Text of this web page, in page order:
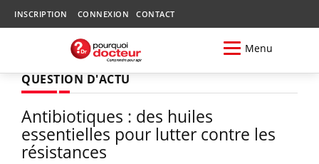
INSCRIPTION CONNEXION CONTACT
Menu
QUESTION D'ACTU
Antibiotiques : des huiles
essentielles pour lutter contre les
résistances